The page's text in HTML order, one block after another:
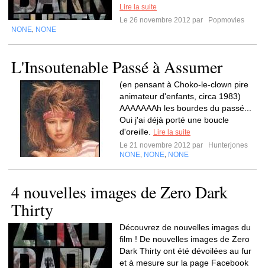
Lire la suite
Le 26 novembre 2012 par
Popmovies
NONE NONE
L'Insoutenable Passé à Assumer
(en pensant à Choko-le-clown pire
animateur d'enfants, circa 1983)
AAAAAAAh les bourdes du passé...
Oui j'ai déjà porté une boucle
d'oreille.
Lire la suite
Le 21 novembre 2012 par
Hunterjones
NONE NONE NONE
4 nouvelles images de Zero Dark
Thirty
Découvrez de nouvelles images du
film ! De nouvelles images de Zero
Dark Thirty ont été dévoilées au fur
et à mesure sur la page Facebook